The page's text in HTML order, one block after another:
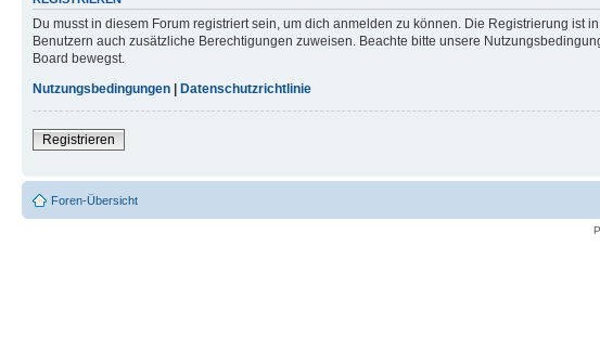
Du musst in diesem Forum registriert sein, um dich anmelden zu können. Die Registrierung
Benutzern auch zusätzliche Berechtigungen zuweisen. Beachte bitte unsere
Board bewegst.
Nutzungsbedingungen
Datenschutzrichtlinie
Registrieren
Foren-Übersicht